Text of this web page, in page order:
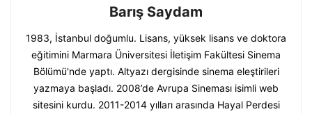
Barış Saydam
1983, İstanbul doğumlu. Lisans, yüksek lisans ve doktora
eğitimini Marmara Üniversitesi İletişim Fakültesi Sinema
Bölümü'nde yaptı. Altyazı dergisinde sinema eleştirileri
yazmaya başladı. 2008’de Avrupa Sineması isimli web
sitesini kurdu. 2011-2014 yılları arasında Hayal Perdesi